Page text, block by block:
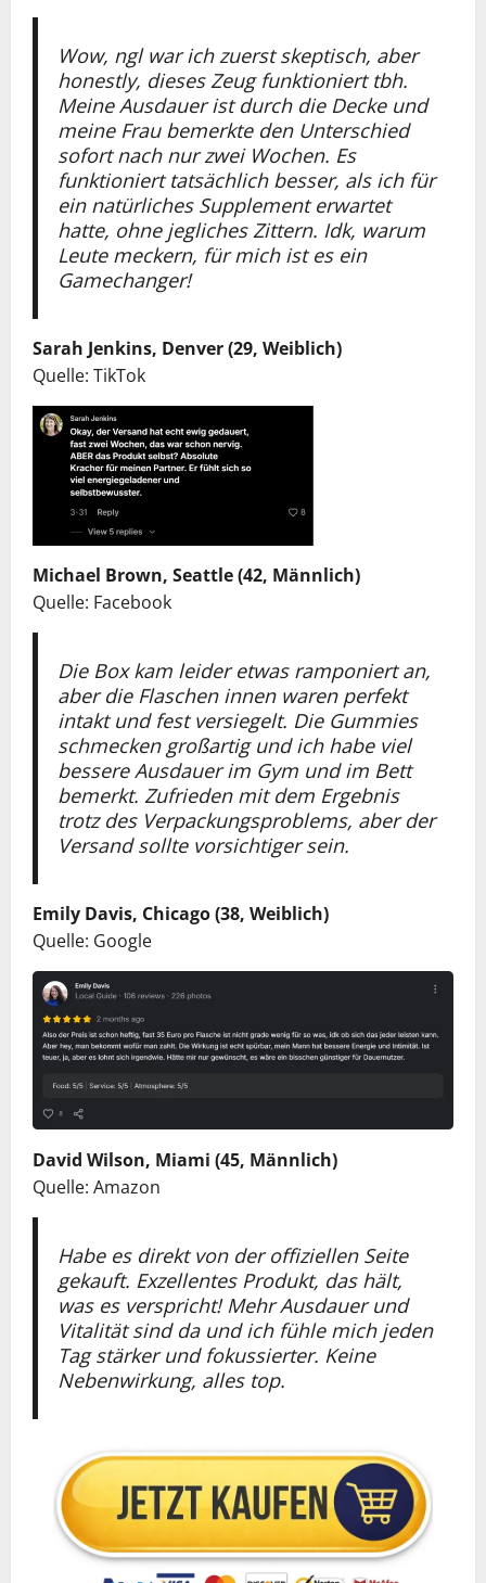
Wow, ngl war ich zuerst skeptisch, aber
honestly, dieses Zeug funktioniert tbh.
Meine Ausdauer ist durch die Decke und
meine Frau bemerkte den Unterschied
sofort nach nur zwei Wochen. Es
funktioniert tatsächlich besser, als ich für
ein natürliches Supplement erwartet
hatte, ohne jegliches Zittern. Idk, warum
Leute meckern, für mich ist es ein
Gamechanger!
Sarah Jenkins, Denver (29, Weiblich)
Quelle: TikTok
Michael Brown, Seattle (42, Männlich)
Quelle: Facebook
Die Box kam leider etwas ramponiert an,
aber die Flaschen innen waren perfekt
intakt und fest versiegelt. Die Gummies
schmecken großartig und ich habe viel
bessere Ausdauer im Gym und im Bett
bemerkt. Zufrieden mit dem Ergebnis
trotz des Verpackungsproblems, aber der
Versand sollte vorsichtiger sein.
Emily Davis, Chicago (38, Weiblich)
Quelle: Google
David Wilson, Miami (45, Männlich)
Quelle: Amazon
Habe es direkt von der offiziellen Seite
gekauft. Exzellentes Produkt, das hält,
was es verspricht! Mehr Ausdauer und
Vitalität sind da und ich fühle mich jeden
Tag stärker und fokussierter. Keine
Nebenwirkung, alles top.